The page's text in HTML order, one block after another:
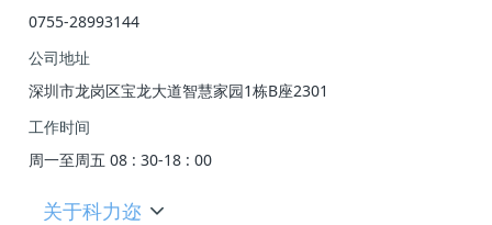
0755-28993144
公司地址
深圳市龙岗区宝龙大道智慧家园1栋B座2301
工作时间
周一至周五 08 : 30-18 : 00
关于科力迩